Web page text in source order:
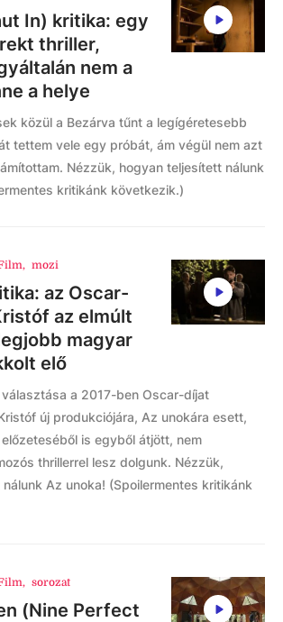
In) kritika: egy
thriller,
nem a
a helye
közül a Bezárva tűnt a legígéretesebb
tettem vele egy próbát, ám végül nem azt
Nézzük, hogyan teljesített nálunk
kritikánk következik.)
, mozi
az Oscar-
az elmúlt
magyar
elő
a 2017-ben Oscar-díjat
új produkciójára, Az unokára esett,
is egyből átjött, nem
thrillerrel lesz dolgunk. Nézzük,
Az unoka! (Spoilermentes kritikánk
, sorozat
(Nine Perfect